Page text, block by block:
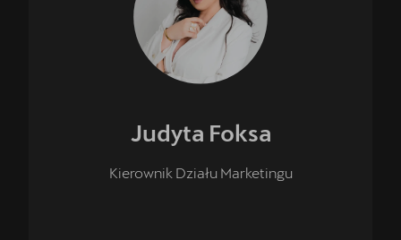
Judyta Foksa
Kierownik Działu Marketingu